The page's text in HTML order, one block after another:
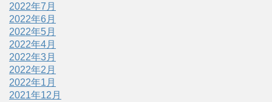
2022年7月
2022年6月
2022年5月
2022年4月
2022年3月
2022年2月
2022年1月
2021年12月